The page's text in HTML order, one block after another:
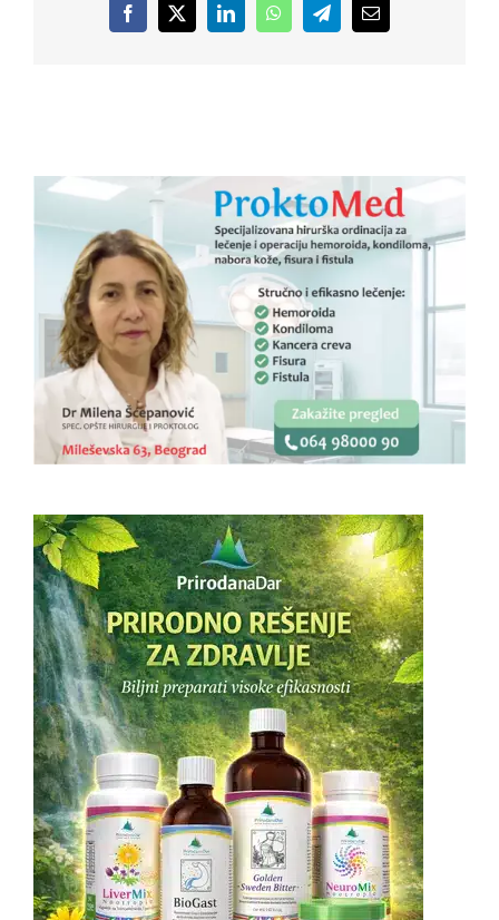
Facebook
X LinkedInWhatsAppTelegramEmail